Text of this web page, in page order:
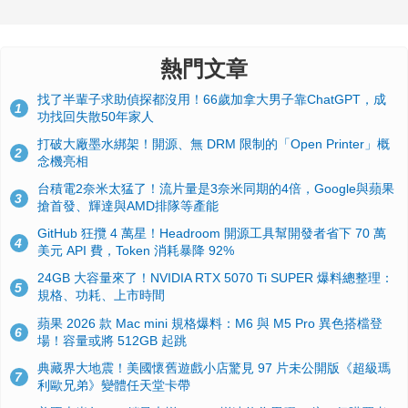
熱門文章
1
找了半輩子求助偵探都沒用！66歲加拿大男子靠ChatGPT，成
功找回失散50年家人
2
打破大廠墨水綁架！開源、無 DRM 限制的「Open Printer」概
念機亮相
3
台積電2奈米太猛了！流片量是3奈米同期的4倍，Google與蘋果
搶首發、輝達與AMD排隊等產能
4
GitHub 狂攬 4 萬星！Headroom 開源工具幫開發者省下 70 萬
美元 API 費，Token 消耗暴降 92%
5
24GB 大容量來了！NVIDIA RTX 5070 Ti SUPER 爆料總整理：
規格、功耗、上市時間
6
蘋果 2026 款 Mac mini 規格爆料：M6 與 M5 Pro 異色搭檔登
場！容量或將 512GB 起跳
7
典藏界大地震！美國懷舊遊戲小店驚見 97 片未公開版《超級瑪
利歐兄弟》變體任天堂卡帶